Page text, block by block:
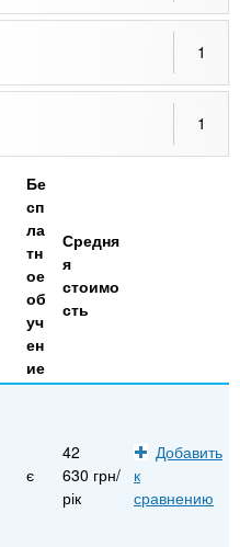
1
1
Бе
сп
ла
тн
ое
об
уч
ен
ие
Средня
я
стоимо
сть
є
42
630 грн/
рік
Добавить
к
сравнению